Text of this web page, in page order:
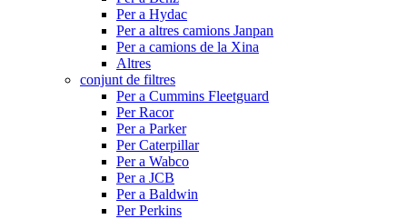
Per a Hydac
Per a altres camions Janpan
Per a camions de la Xina
Altres
conjunt de filtres
Per a Cummins Fleetguard
Per Racor
Per a Parker
Per Caterpillar
Per a Wabco
Per a JCB
Per a Baldwin
Per Perkins